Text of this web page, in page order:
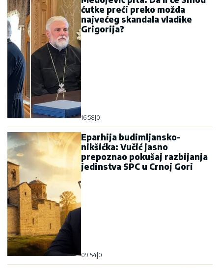
ćutke preći preko možda
najvećeg skandala vladike
Grigorija?
16:58|0
Eparhija budimljansko-
nikšićka: Vučić jasno
prepoznao pokušaj razbijanja
jedinstva SPC u Crnoj Gori
09:54|0